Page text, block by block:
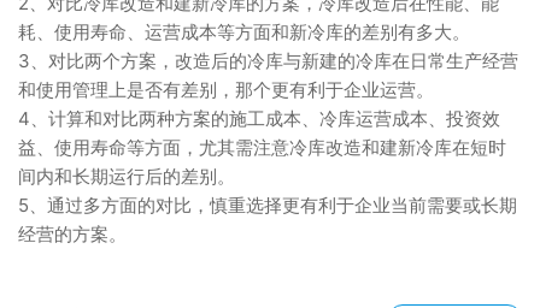
耗、使用寿命、运营成本等方面和新冷库的差别有多大。
3、对比两个方案，改造后的冷库与新建的冷库在日常生产经营
和使用管理上是否有差别，那个更有利于企业运营。
4、计算和对比两种方案的施工成本、冷库运营成本、投资效
益、使用寿命等方面，尤其需注意冷库改造和建新冷库在短时
间内和长期运行后的差别。
5、通过多方面的对比，慎重选择更有利于企业当前需要或长期
经营的方案。